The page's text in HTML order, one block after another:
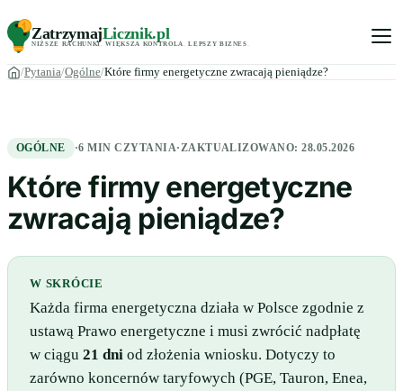
ZatrzymajLicznik.pl
NIŻSZE RACHUNKI. WIĘKSZA KONTROLA LEPSZY BIZNES
Pytania Ogólne Które firmy energetyczne zwracają pieniądze?
OGÓLNE ·6 MIN CZYTANIA·ZAKTUALIZOWANO:28.05.2026
Które firmy energetyczne
zwracają pieniądze?
W SKRÓCIE
Każda firma energetyczna działa w Polsce zgodnie z
ustawą Prawo energetyczne i musi zwrócić nadpłatę
w ciągu 21 dni od złożenia wniosku. Dotyczy to
zarówno koncernów taryfowych (PGE, Tauron, Enea,